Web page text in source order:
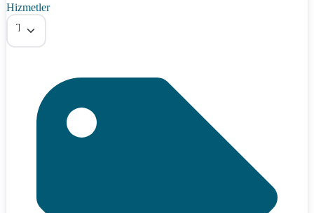
Hizmetler
Tümü